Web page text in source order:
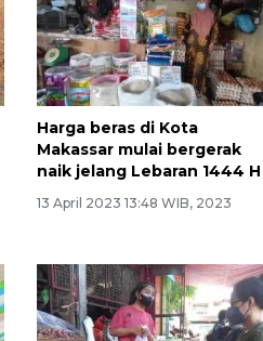
Harga beras di Kota
Makassar mulai bergerak
naik jelang Lebaran 1444 H
13 April 2023 13:48 WIB, 2023